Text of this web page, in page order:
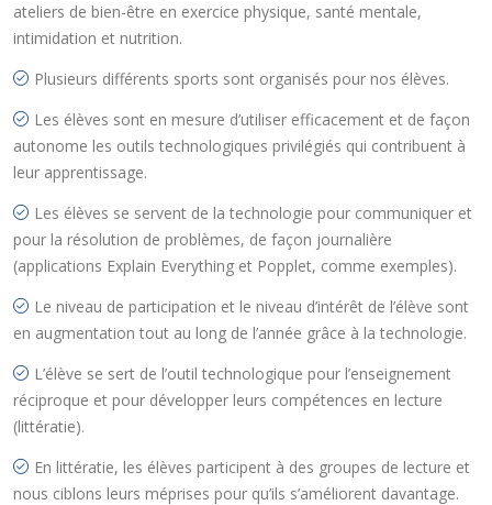
ateliers de bien-être en exercice physique, santé mentale,
intimidation et nutrition.
Plusieurs différents sports sont organisés pour nos élèves.
Les élèves sont en mesure d’utiliser efficacement et de façon
autonome les outils technologiques privilégiés qui contribuent à
leur apprentissage.
Les élèves se servent de la technologie pour communiquer et
pour la résolution de problèmes, de façon journalière
(applications Explain Everything et Popplet, comme exemples).
Le niveau de participation et le niveau d’intérêt de l’élève sont
en augmentation tout au long de l’année grâce à la technologie.
L’élève se sert de l’outil technologique pour l’enseignement
réciproque et pour développer leurs compétences en lecture
(littératie).
En littératie, les élèves participent à des groupes de lecture et
nous ciblons leurs méprises pour qu’ils s’améliorent davantage.